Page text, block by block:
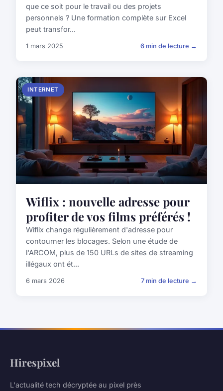
que ce soit pour le travail ou des projets
personnels ? Une formation complète sur Excel
peut transfor...
1 mars 2025 6 min de lecture →
INTERNET
Wiflix : nouvelle adresse pour
profiter de vos films préférés !
Wiflix change régulièrement d'adresse pour
contourner les blocages. Selon une étude de
l'ARCOM, plus de 150 URLs de sites de streaming
illégaux ont ét...
6 mars 2026 7 min de lecture →
Hirespixel
L'actualité tech décryptée au pixel près